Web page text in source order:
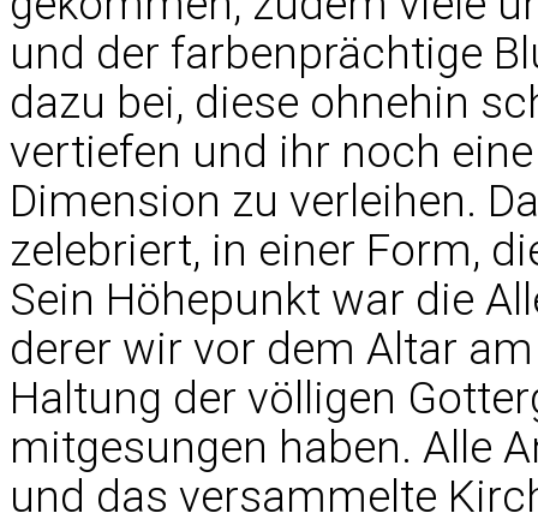
und der farbenprächtige
dazu bei, diese ohnehin
vertiefen und ihr noch
Dimension zu verleihen.
zelebriert, in einer Form,
Sein Höhepunkt war die
derer wir vor dem Altar
Haltung der völligen
mitgesungen haben. Alle
und das versammelte